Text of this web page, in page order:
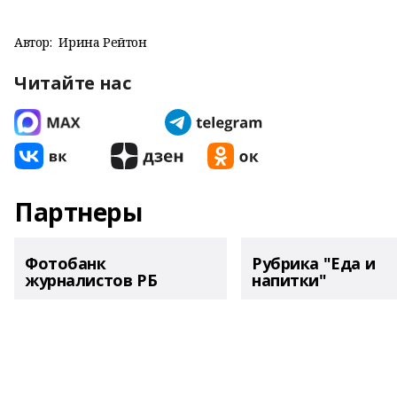
Автор: Ирина Рейтон
Читайте нас
Партнеры
Фотобанк
журналистов РБ
Рубрика "Еда и
напитки"